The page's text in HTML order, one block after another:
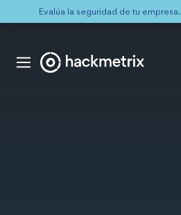
Evalúa la seguridad de tu empresa.